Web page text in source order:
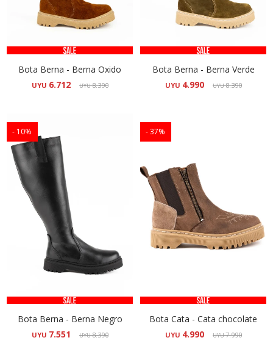
Bota Berna - Berna Oxido
UYU 6.712 UYU8.390
Bota Berna - Berna Verde
UYU 4.990 UYU8.390
10
Bota Berna - Berna Negro
UYU 7.551 UYU8.390
37
Bota Cata - Cata chocolate
UYU 4.990 UYU7.990